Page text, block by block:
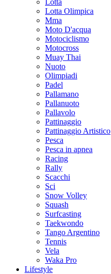
Lotta
Lotta Olimpica
Mma
Moto D'acqua
Motociclismo
Motocross
Muay Thai
Nuoto
Olimpiadi
Padel
Pallamano
Pallanuoto
Pallavolo
Pattinaggio
Pattinaggio Artistico
Pesca
Pesca in apnea
Racing
Rally
Scacchi
Sci
Snow Volley
Squash
Surfcasting
Taekwondo
Tango Argentino
Tennis
Vela
Waka Pro
Lifestyle